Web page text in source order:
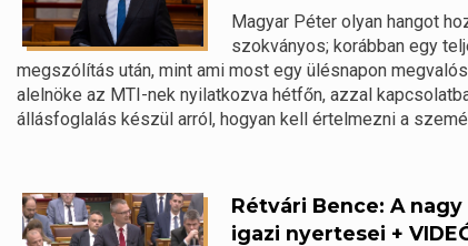
Magyar Péter olyan hangot
szokványos; korábban egy
megszólítás után, mint ami most egy ülésnapon
alelnöke az MTI-nek nyilatkozva hétfőn, azzal
állásfoglalás készül arról, hogyan kell értelmezni a
Rétvári Bence: A
igazi nyertesei +